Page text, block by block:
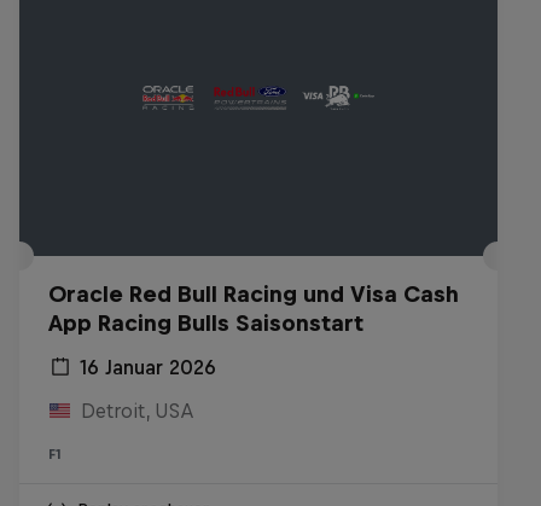
Oracle Red Bull Racing und Visa Cash
App Racing Bulls Saisonstart
16 Januar 2026
Detroit, USA
F1